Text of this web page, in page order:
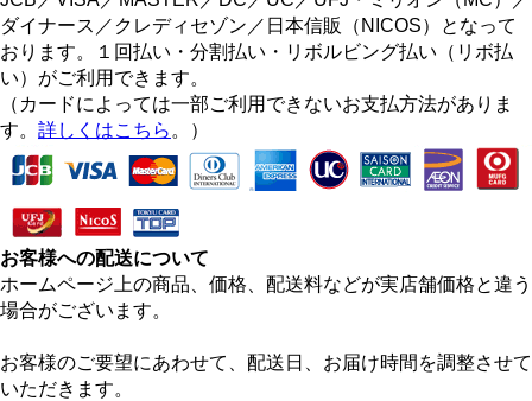
ダイナース／クレディセゾン／日本信販（NICOS）となって
おります。１回払い・分割払い・リボルビング払い（リボ払
い）がご利用できます。
（カードによっては一部ご利用できないお支払方法がありま
す。 詳しくはこちら 。）
お客様への配送について
ホームページ上の商品、価格、配送料などが実店舗価格と違う
場合がございます。
お客様のご要望にあわせて、配送日、お届け時間を調整させて
いただきます。